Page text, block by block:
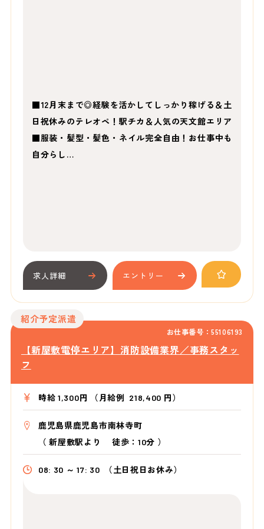
■12月末まで◎経験を活かしてしっかり稼げる＆土
日祝休みのテレオペ！駅チカ＆人気の天文館エリア
■服装・髪型・髪色・ネイル完全自由！お仕事中も
自分らし…
求人詳細 エントリー
お仕事番号：55106193
紹介予定派遣
【新屋敷電停エリア】消防設備業界／事務スタッ
フ
時給 1,300円 （月給例 218,400 円）
鹿児島県鹿児島市南林寺町
（新屋敷駅より 徒歩：10分 ）
08: 30 ～ 17: 30 （土日祝日お休み）